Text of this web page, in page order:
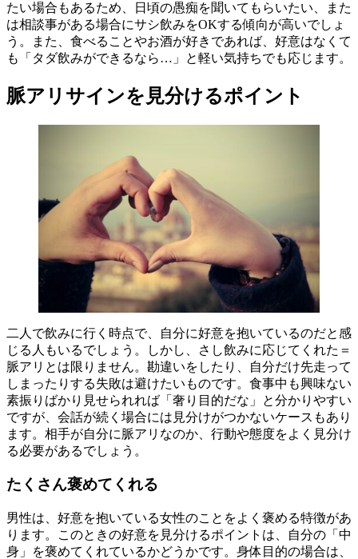
たい場合もあるため、日頃の愚痴を聞いてもらいたい、また
は相談事がある場合にサシ飲みをOKする傾向が高いでしょ
う。また、食べることやお酒が好きであれば、好意はなくて
も「タダ飲みができるなら…」と軽い気持ちでも応じます。
脈アリサインを見分けるポイント
二人で飲みに行く時点で、自分に好意を抱いているのだと感
じる人もいるでしょう。しかし、さし飲みに応じてくれた＝
脈アリとは限りません。勘違いをしたり、自分だけ先走って
しまったりする失敗は避けたいものです。食事中も興味ない
素振りばかり見せられれば「奢り目的だな」と分かりやすい
ですが、会話が続く場合には見分けがつかないケースもあり
ます。相手が自分に脈アリなのか、行動や態度をよく見分け
る必要があるでしょう。
たくさん褒めてくれる
男性は、好意を抱いている女性のことをよく褒める特徴があ
ります。このときの好意を見分けるポイントは、自分の「中
身」を褒めてくれているかどうかです。身体目的の場合は、